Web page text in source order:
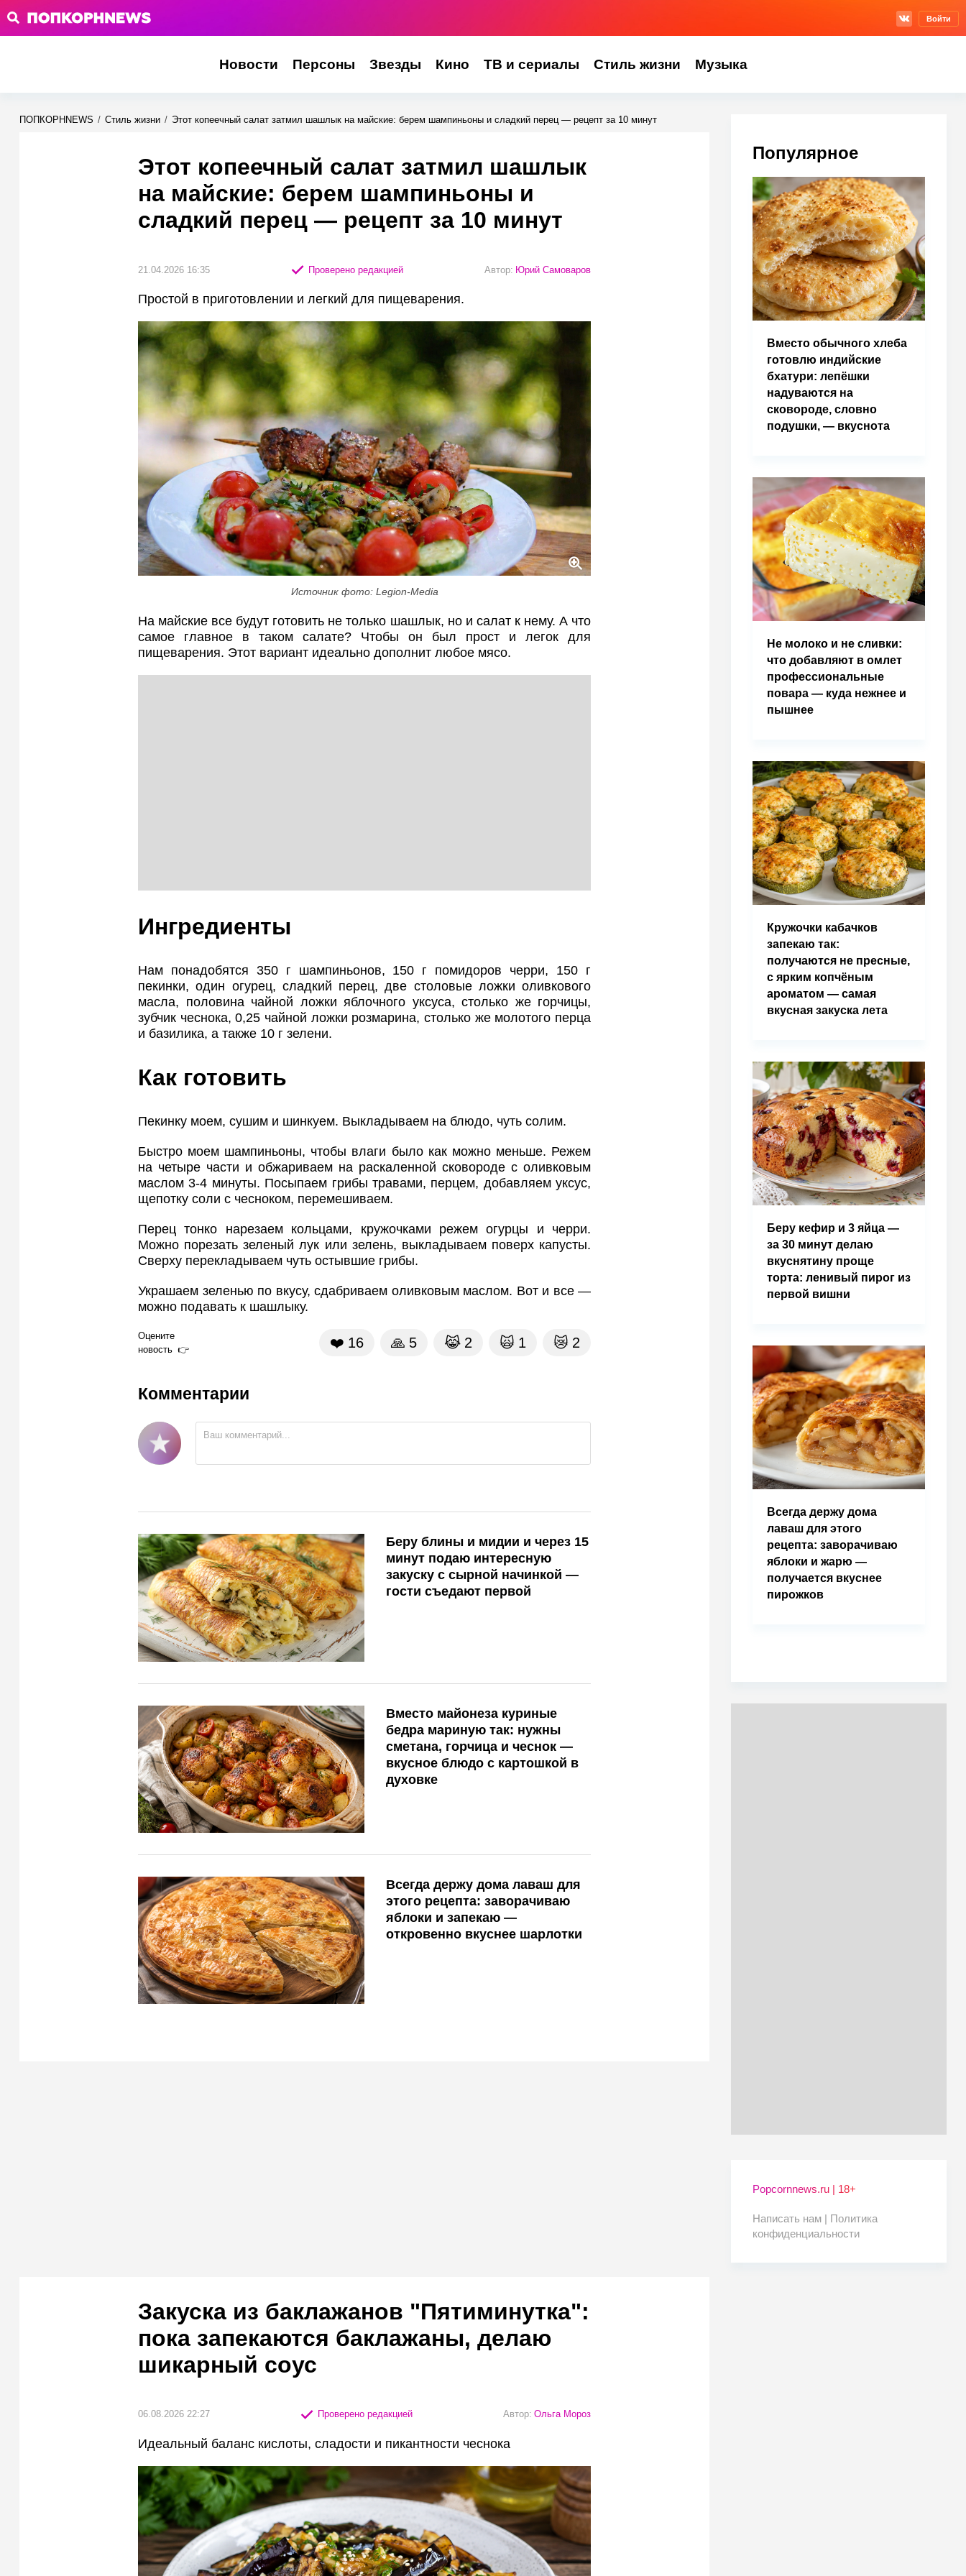
Войти
Новости Персоны Звезды Кино ТВ и сериалы Стиль жизни Музыка
ПОПКОРНNEWS / Стиль жизни / Этот копеечный салат затмил шашлык на майские: берем шампиньоны и сладкий перец — рецепт за 10 минут
Этот копеечный салат затмил шашлык
на майские: берем шампиньоны и
сладкий перец — рецепт за 10 минут
21.04.2026 16:35 Проверено редакцией Автор: Юрий Самоваров
Простой в приготовлении и легкий для пищеварения.
Источник фото: Legion-Media
На майские все будут готовить не только шашлык, но и салат к нему. А что
самое главное в таком салате? Чтобы он был прост и легок для
пищеварения. Этот вариант идеально дополнит любое мясо.
Ингредиенты
Нам понадобятся 350 г шампиньонов, 150 г помидоров черри, 150 г
пекинки, один огурец, сладкий перец, две столовые ложки оливкового
масла, половина чайной ложки яблочного уксуса, столько же горчицы,
зубчик чеснока, 0,25 чайной ложки розмарина, столько же молотого перца
и базилика, а также 10 г зелени.
Как готовить
Пекинку моем, сушим и шинкуем. Выкладываем на блюдо, чуть солим.
Быстро моем шампиньоны, чтобы влаги было как можно меньше. Режем
на четыре части и обжариваем на раскаленной сковороде с оливковым
маслом 3-4 минуты. Посыпаем грибы травами, перцем, добавляем уксус,
щепотку соли с чесноком, перемешиваем.
Перец тонко нарезаем кольцами, кружочками режем огурцы и черри.
Можно порезать зеленый лук или зелень, выкладываем поверх капусты.
Сверху перекладываем чуть остывшие грибы.
Украшаем зеленью по вкусу, сдабриваем оливковым маслом. Вот и все —
можно подавать к шашлыку.
Оцените
новость
❤️ 16 🙏 5 😹 2 🙀 1 😿 2
Комментарии
Беру блины и мидии и через 15
минут подаю интересную
закуску с сырной начинкой —
гости съедают первой
Вместо майонеза куриные
бедра мариную так: нужны
сметана, горчица и чеснок —
вкусное блюдо с картошкой в
духовке
Всегда держу дома лаваш для
этого рецепта: заворачиваю
яблоки и запекаю —
откровенно вкуснее шарлотки
Закуска из баклажанов "Пятиминутка":
пока запекаются баклажаны, делаю
шикарный соус
06.08.2026 22:27 Проверено редакцией Автор: Ольга Мороз
Идеальный баланс кислоты, сладости и пикантности чеснока
Популярное
Вместо обычного хлеба
готовлю индийские
бхатури: лепёшки
надуваются на
сковороде, словно
подушки, — вкуснота
Не молоко и не сливки:
что добавляют в омлет
профессиональные
повара — куда нежнее и
пышнее
Кружочки кабачков
запекаю так:
получаются не пресные,
с ярким копчёным
ароматом — самая
вкусная закуска лета
Беру кефир и 3 яйца —
за 30 минут делаю
вкуснятину проще
торта: ленивый пирог из
первой вишни
Всегда держу дома
лаваш для этого
рецепта: заворачиваю
яблоки и жарю —
получается вкуснее
пирожков
Popcornnews.ru | 18+
Написать нам | Политика
конфиденциальности